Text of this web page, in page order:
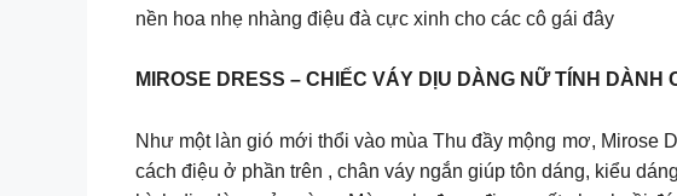
nền hoa nhẹ nhàng điệu đà cực xinh cho các cô gái đây
MIROSE DRESS – CHIẾC VÁY DỊU DÀNG NỮ TÍNH DÀNH
Như một làn gió mới thổi vào mùa Thu đầy mộng mơ, Mirose
cách điệu ở phần trên , chân váy ngắn giúp tôn dáng, kiểu